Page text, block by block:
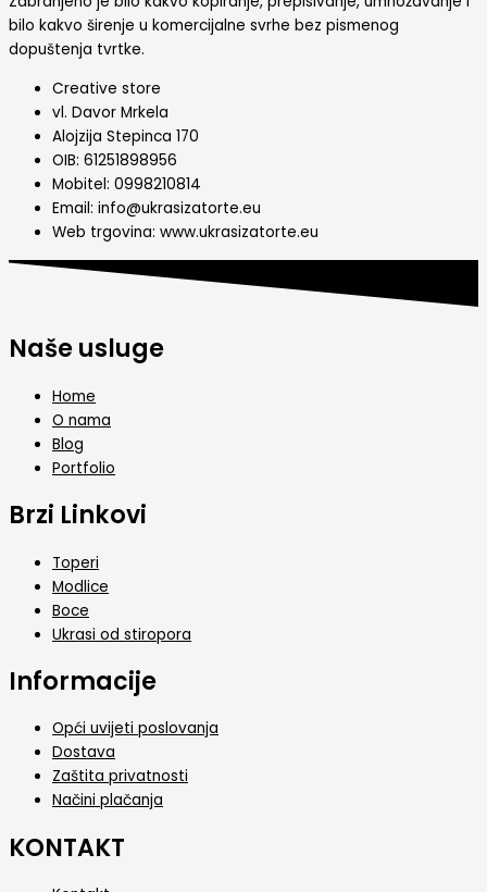
bilo kakvo širenje u komercijalne svrhe bez pismenog
dopuštenja tvrtke.
Creative store
vl. Davor Mrkela
Alojzija Stepinca 170
OIB: 61251898956
Mobitel: 0998210814
Email: info@ukrasizatorte.eu
Web trgovina: www.ukrasizatorte.eu
Naše usluge
Home
O nama
Blog
Portfolio
Brzi Linkovi
Toperi
Modlice
Boce
Ukrasi od stiropora
Informacije
Opći uvijeti poslovanja
Dostava
Zaštita privatnosti
Načini plačanja
KONTAKT